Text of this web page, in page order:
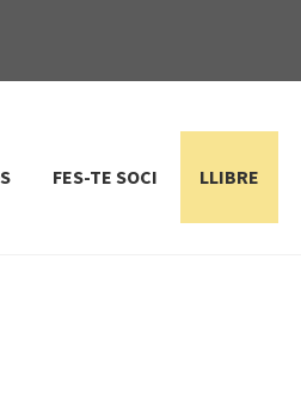
FES-TE SOCI LLIBRE